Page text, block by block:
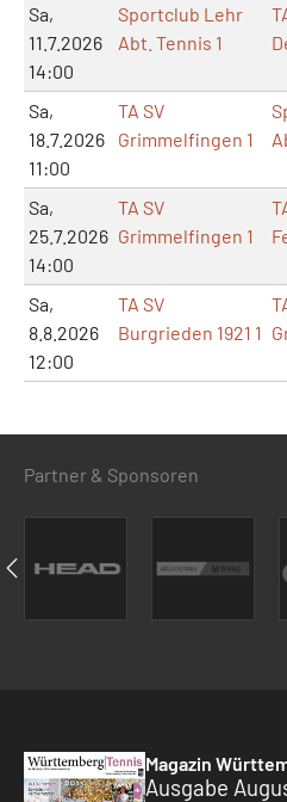
Sa,
11.7.2026
14:00
Sportclub Lehr
Abt. Tennis 1
Sa,
18.7.2026
11:00
TA SV
Grimmelfingen 1
Sa,
25.7.2026
14:00
TA SV
Grimmelfingen 1
Sa,
8.8.2026
12:00
TA SV
Burgrieden 1921 1
Partner & Sponsoren
Magazin
Ausgabe